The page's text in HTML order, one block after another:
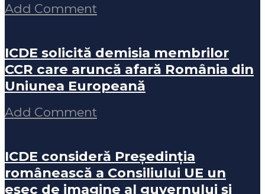
Add Comment
ICDE solicită demisia membrilor
CCR care aruncă afară România din
Uniunea Europeană
Add Comment
ICDE consideră Președinția
românească a Consiliului UE un
eșec de imagine al guvernului și